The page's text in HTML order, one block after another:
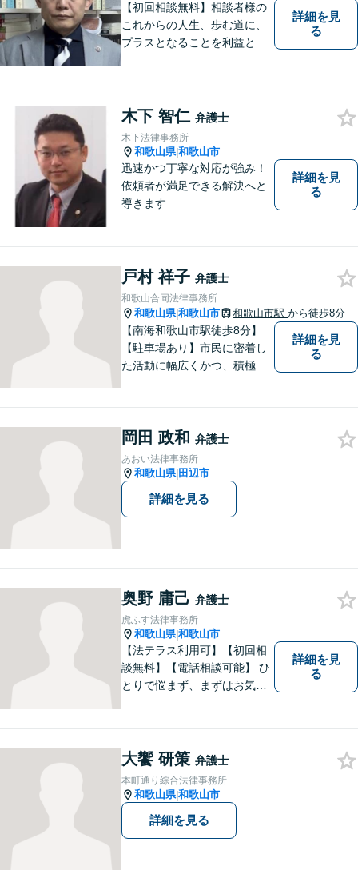
【初回相談無料】相談者様の
これからの人生、歩む道に、
プラスとなることを利益と考
ご相談いただくこともありま
す。
詳細を見
る
木下 智仁 弁護士
木下法律事務所
和歌山県|和歌山市
迅速かつ丁寧な対応が強み！
依頼者が満足できる解決へと
導きます
詳細を見
る
戸村 祥子 弁護士
和歌山合同法律事務所
和歌山県|和歌山市 和歌山市駅 から徒歩8分
【南海和歌山市駅徒歩8分】
【駐車場あり】市民に密着し
た活動に幅広くかつ、積極的
く対応可能。【地域に根ざし
た弁護士】法律トラブルでお
悩みの方は、お気軽にご相談
ください。
詳細を見
る
岡田 政和 弁護士
あおい法律事務所
和歌山県|田辺市
詳細を見る
奥野 庸己 弁護士
虎ふす法律事務所
和歌山県|和歌山市
【法テラス利用可】【初回相
談無料】【電話相談可能】 ひ
とりで悩まず、まずはお気軽
詳細を見
る
大饗 研策 弁護士
本町通り綜合法律事務所
和歌山県|和歌山市
詳細を見る